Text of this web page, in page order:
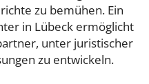
zu bemühen. Ein
in Lübeck ermöglicht
unter juristischer
zu entwickeln.